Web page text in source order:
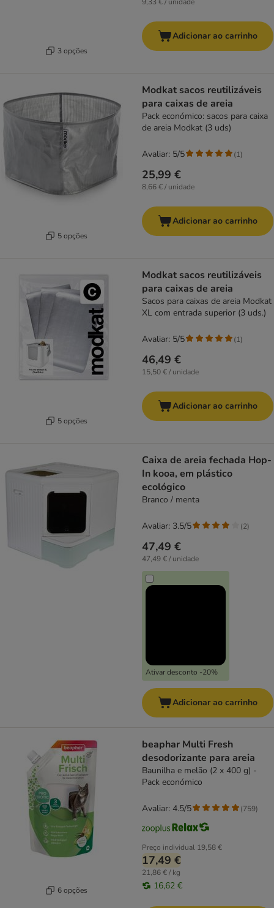
3 opções
Adicionar ao carrinho
5 opções
Modkat sacos reutilizáveis
para caixas de areia
Pack económico: sacos para caixa
de areia Modkat (3 uds)
25,99 €
8,66 € / unidade
Avaliar: 5/5 (1)
Adicionar ao carrinho
5 opções
Modkat sacos reutilizáveis
para caixas de areia
Sacos para caixas de areia Modkat
XL com entrada superior (3 uds.)
46,49 €
15,50 € / unidade
Avaliar: 5/5 (1)
Adicionar ao carrinho
Caixa de areia fechada Hop-
In kooa, em plástico
ecológico
Branco / menta
47,49 €
47,49 € / unidade
Ativar desconto -20%
Avaliar: 3.5/5 (2)
Adicionar ao carrinho
6 opções
beaphar Multi Fresh
desodorizante para areia
Baunilha e melão (2 x 400 g) -
Pack económico
Preço individual 19,58 €
17,49 €
21,86 € / kg
16,62 €
Avaliar: 4.5/5 (759)